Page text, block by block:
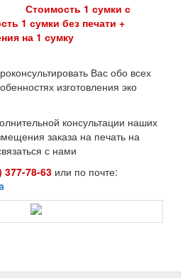
1 сумки с
1 сумки без печати +
на 1 сумку
Вас обо всех
изготовления эко
консультации наших
заказа на печать на
с нами
377-78-63 или по почте: